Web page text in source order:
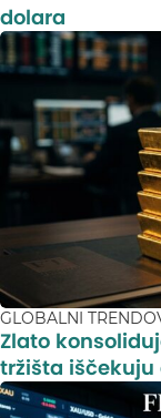
dolara
GLOBALNI
Zlato
tržišta iščekuju